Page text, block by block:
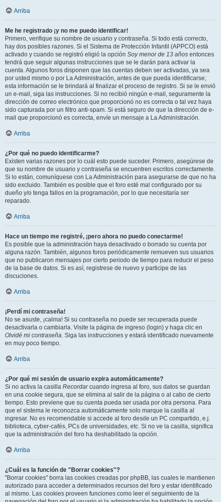
Arriba
Me he registrado ¡y no me puedo identificar!
Primero, verifique su nombre de usuario y contraseña. Si todo está correcto,
hay dos posibles razones. Si el Sistema de Protección Infantil (APPCO) está
activado y cuando se registró eligió la opción Soy menor de 13 años entonces
tendrá que seguir algunas instrucciones que se le darán para activar la
cuenta. Algunos foros disponen que las cuentas deben ser activadas, ya sea
por usted mismo o por La Administración, antes de que pueda identificarse;
esta información se le brindará al finalizar el proceso de registro. Si se le envió
un e-mail, siga las instrucciones. Si no recibió ningún e-mail, seguramente la
dirección de correo electrónico que proporcionó no es correcta o tal vez haya
sido capturada por un filtro anti-spam. Si está seguro de que la dirección de e-
mail que proporcionó es correcta, envíe un mensaje a La Administración.
Arriba
¿Por qué no puedo identificarme?
Existen varias razones por lo cuál esto puede suceder. Primero, asegúrese de
que su nombre de usuario y contraseña se encuentren escritos correctamente.
Si lo están, comuníquese con La Administración para asegurarse de que no ha
sido excluido. También es posible que el foro esté mal configurado por su
dueño y/o tenga fallos en la programación, por lo que necesitaría ser
reparado.
Arriba
Hace un tiempo me registré, ¡pero ahora no puedo conectarme!
Es posible que la administración haya desactivado o borrado su cuenta por
alguna razón. También, algunos foros periódicamente remueven sus usuarios
que no publicaron mensajes por cierto periodo de tiempo para reducir el peso
de la base de datos. Si es así, registrese de nuevo y participe de las
discuciones.
Arriba
¡Perdí mi contraseña!
No se asuste, ¡calma! Si su contraseña no puede ser recuperada puede
desactivarla o cambiarla. Visite la página de ingreso (login) y haga clic en
Olvidé mi contraseña. Siga las instrucciones y estará identificado nuevamente
en muy poco tiempo.
Arriba
¿Por qué mi sesión de usuario expira automáticamente?
Si no activa la casilla Recordarcuando ingresa al foro, sus datos se guardan
en una cookie segura, que se elimina al salir de la página o al cabo de cierto
tiempo. Esto previene que su cuenta pueda ser usada por otra persona. Para
que el sistema le reconozca automáticamente solo marque la casilla al
ingresar. No es recomendable si accede al foro desde un PC compartido, e.j.
biblioteca, cyber-cafés, PCs de universidades, etc. Si no ve la casilla, significa
que la administración del foro ha deshabilitado la opción.
Arriba
¿Cuál es la función de "Borrar cookies"?
"Borrar cookies" borra las cookies creadas por phpBB, las cuales le mantienen
autorizado para acceder a determinados recursos del foro y estar identificado
al mismo. Las cookies proveen funciones como leer el seguimiento de la